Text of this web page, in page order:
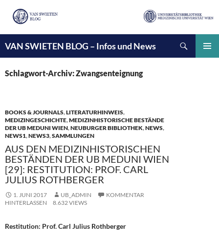
VAN SWIETEN BLOG – Infos und News
INHALT
SPRINGEN
Schlagwort-Archiv: Zwangsenteignung
BOOKS & JOURNALS,LITERATURHINWEIS,
MEDIZINGESCHICHTE,MEDIZINHISTORISCHE BESTÄNDE
DER UB MEDUNI WIEN,NEUBURGER BIBLIOTHEK,NEWS,
NEWS1,NEWS3,SAMMLUNGEN
AUS DEN MEDIZINHISTORISCHEN
BESTÄNDEN DER UB MEDUNI WIEN
[29]: RESTITUTION: PROF. CARL
JULIUS ROTHBERGER
1. JUNI 2017 UB_ADMIN
KOMMENTAR
HINTERLASSEN
8.632 VIEWS
Restitution: Prof. Carl Julius Rothberger